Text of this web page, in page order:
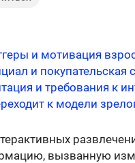
и мотивация
и покупательская
и требования к
к модели
вызванную